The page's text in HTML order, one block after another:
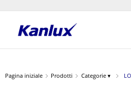
główna
Pagina iniziale Prodotti Categorie ▾